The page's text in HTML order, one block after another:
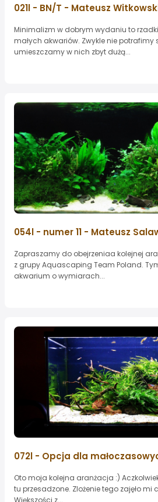
021l - BN/T - Mateusz
Minimalizm w dobrym wydaniu to
małych akwariów. Zwykle nie potrafimy
umieszczamy w nich zbyt dużą...
054l - numer 11 - Mateusz
Zapraszamy do obejrzeniaa kolejnej
z grupy Aquascaping Team Poland.
akwarium o wymiarach...
072l - Opcja dla
Oto moja kolejna aranżacja :)
tu przesadzone. Zlożenie tego zajęło mi
Większości z...